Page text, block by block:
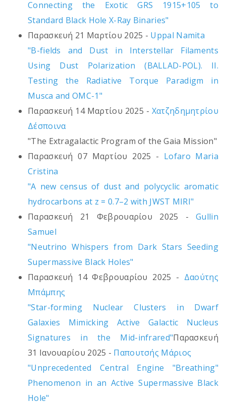
Connecting the Exotic GRS 1915+105 to
Standard Black Hole X-Ray Binaries"
Παρασκευή 21 Μαρτίου 2025 - Uppal Namita
"B-fields and Dust in Interstellar Filaments
Using Dust Polarization (BALLAD-POL). II.
Testing the Radiative Torque Paradigm in
Musca and OMC-1"
Παρασκευή 14 Μαρτίου 2025 - Χατζηδημητρίου
Δέσποινα
"The Extragalactic Program of the Gaia Mission"
Παρασκευή 07 Μαρτίου 2025 - Lofaro Maria
Cristina
"A new census of dust and polycyclic aromatic
hydrocarbons at z = 0.7–2 with JWST MIRI"
Παρασκευή 21 Φεβρουαρίου 2025 -Gullin
Samuel
"Neutrino Whispers from Dark Stars Seeding
Supermassive Black Holes"
Παρασκευή 14 Φεβρουαρίου 2025 - Δαούτης
Μπάμπης
"Star-forming Nuclear Clusters in Dwarf
Galaxies Mimicking Active Galactic Nucleus
Signatures in the Mid-infrared"Παρασκευή
31 Ιανουαρίου 2025 - Παπουτσής Μάριος
"Unprecedented Central Engine "Breathing"
Phenomenon in an Active Supermassive Black
Hole"